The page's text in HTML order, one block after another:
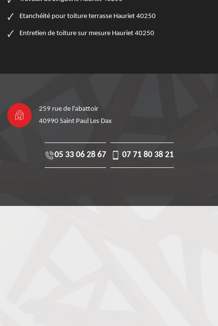
Etanchéité pour toiture terrasse Hauriet 40250
Entretien de toiture sur mesure Hauriet 40250
259 rue de l'abattoir
40990 Saint Paul Les Dax
05 33 06 28 67 07 71 80 38 21